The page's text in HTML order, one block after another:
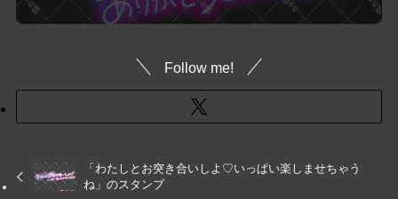
Follow me!
「わたしとお突き合いしよ♡いっぱい楽しませちゃう
ね」のスタンプ